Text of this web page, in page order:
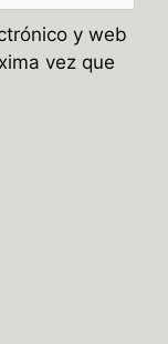
y web
vez que